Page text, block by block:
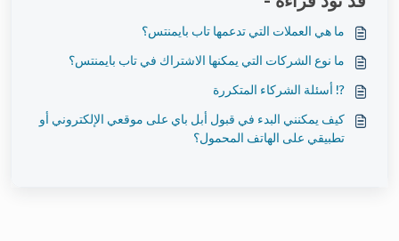
ما هي العملات التي تدعمها تاب بايمنتس؟
ما نوع الشركات التي يمكنها الاشتراك في تاب بايمنتس؟
⁉️ أسئلة الشركاء المتكررة
كيف يمكنني البدء في قبول أبل باي على موقعي الإلكتروني أو
تطبيقي على الهاتف المحمول؟